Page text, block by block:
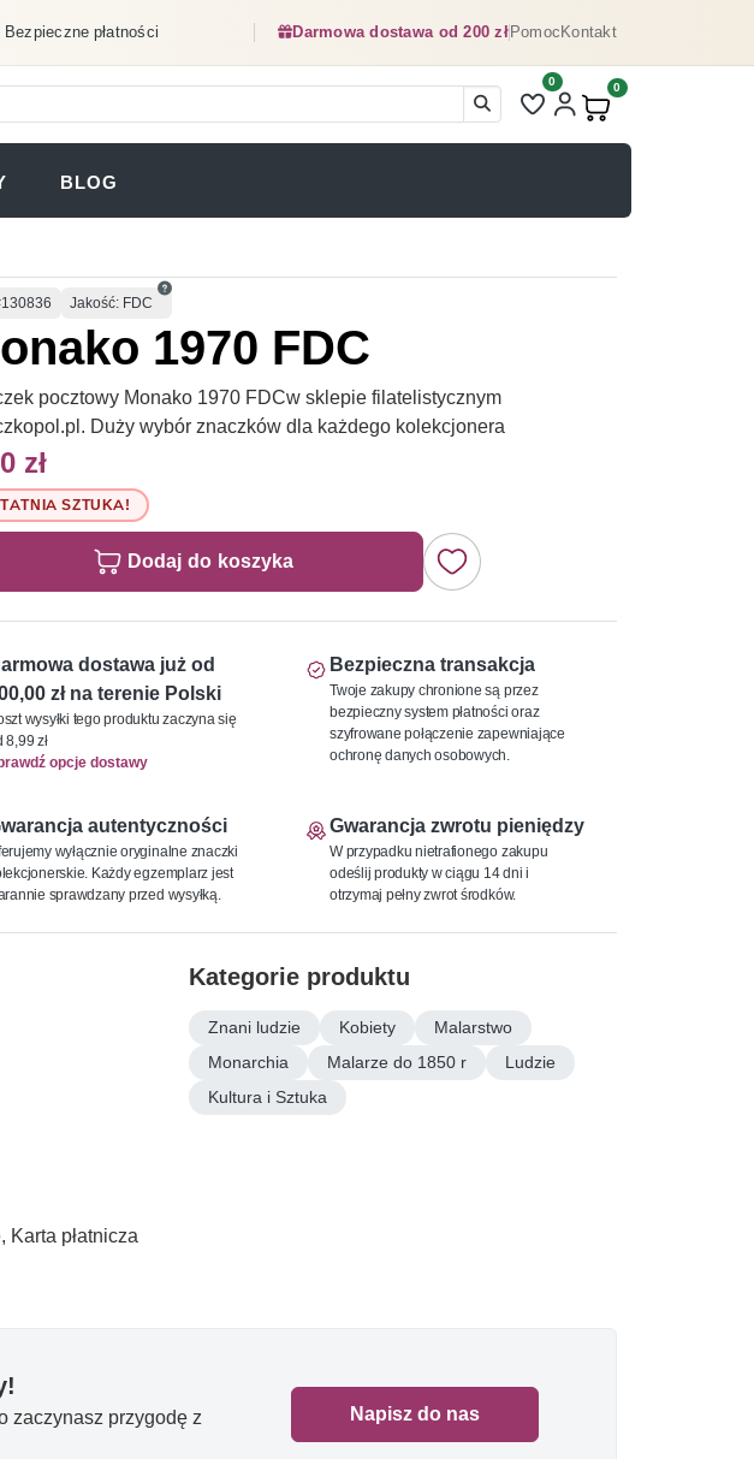
Bezpieczne płatności Darmowa dostawa od 200 złPomocKontakt
Liczba pozycji na liście
0
Produkty w koszyku:
0
BLOG
Jakość: FDC
1970 FDC
pocztowy Monako 1970 FDCw sklepie filatelistycznym
Duży wybór znaczków dla każdego kolekcjonera
zł
SZTUKA!
Dodaj do koszyka
dostawa już od
zł na terenie Polski
wysyłki tego produktu zaczyna się
8,99 zł
opcje dostawy
Bezpieczna transakcja
Twoje zakupy chronione są przez
bezpieczny system płatności oraz
szyfrowane połączenie zapewniające
ochronę danych osobowych.
autentyczności
wyłącznie oryginalne znaczki
Każdy egzemplarz jest
sprawdzany przed wysyłką.
Gwarancja zwrotu pieniędzy
W przypadku nietrafionego zakupu
odeślij produkty w ciągu 14 dni i
otrzymaj pełny zwrot środków.
Karta płatnicza
Kategorie produktu
Znani ludzie Kobiety
Malarstwo
Monarchia
Malarze do 1850 r
Ludzie
Kultura i Sztuka
zaczynasz przygodę z
Napisz do nas